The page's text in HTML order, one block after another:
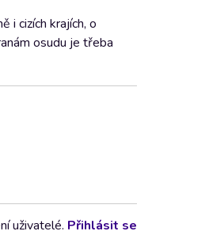
i cizích krajích, o
osudu je třeba
uživatelé. Přihlásit se